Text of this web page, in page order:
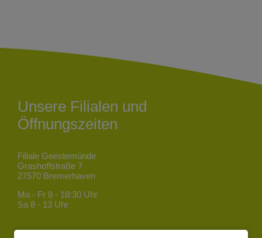
Unsere Filialen und
Öffnungszeiten
Filiale Geestemünde
Grashoffstraße 7
27570 Bremerhaven
Mo - Fr 8 - 18:30 Uhr
Sa 8 - 13 Uhr